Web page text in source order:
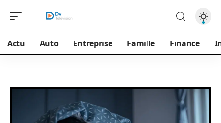
Actu Auto Entreprise Famille Finance